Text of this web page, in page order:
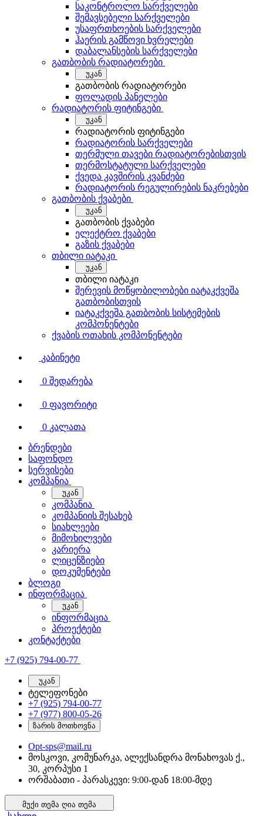
საკონტროლო სარქველები
შემავსებელი სარქველები
უსაფრთხოების სარქველები
ჰაერის გამწოვი ხვრელები
დაბალანსების სარქველები
გათბობის რადიატორები
უკან
გათბობის რადიატორები
ფოლადის პანელები
რადიატორის ფიტინგები
უკან
რადიატორის ფიტინგები
რადიატორის სარქველები
თერმული თავები რადიატორებისთვის
თერმოსტატული სარქველები
ქვედა კავშირის კვანძები
რადიატორის რეგულირების ნაკრებები
გათბობის ქვაბები
უკან
გათბობის ქვაბები
ელექტრო ქვაბები
გაზის ქვაბები
თბილი იატაკი
უკან
თბილი იატაკი
შერევის მოწყობილობები იატაკქვეშა
გათბობისთვის
იატაკქვეშა გათბობის სისტემების
კომპონენტები
ქვაბის ოთახის კომპონენტები
კაბინეტი
0 შედარება
0 ფავორიტი
0 კალათა
ბრენდები
საფონდო
სერვისები
კომპანია
უკან
კომპანია
კომპანიის შესახებ
სიახლეები
მიმოხილვები
კარიერა
ლიცენზიები
დოკუმენტები
ბლოგი
ინფორმაცია
უკან
ინფორმაცია
პროექტები
კონტაქტები
+7 (925) 794-00-77
უკან
ტელეფონები
+7 (925) 794-00-77
+7 (977) 800-05-26
ზარის მოთხოვნა
Opt-sps@mail.ru
მოსკოვი, კომუნარკა, ალექსანდრა მონახოვას ქ.,
30, კორპუსი 1
ორშაბათი - პარასკევი: 9:00-დან 18:00-მდე
მუქი თემა ღია თემა